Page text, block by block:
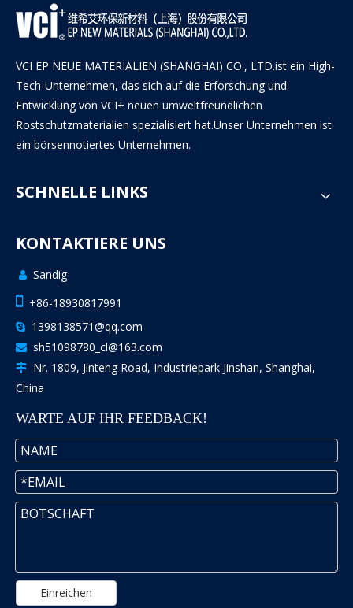
VCI EP NEUE MATERIALIEN (SHANGHAI) CO., LTD.ist ein High-
Tech-Unternehmen, das sich auf die Erforschung und
Entwicklung von VCI+ neuen umweltfreundlichen
Rostschutzmaterialien spezialisiert hat.Unser Unternehmen ist
ein börsennotiertes Unternehmen.
SCHNELLE LINKS
KONTAKTIERE UNS
 Sandig
+86-18930817991
 1398138571@qq.com
 sh51098780_cl@163.com

Nr. 1809, Jinteng Road, Industriepark Jinshan, Shanghai,
China
WARTE AUF IHR FEEDBACK!
Einreichen